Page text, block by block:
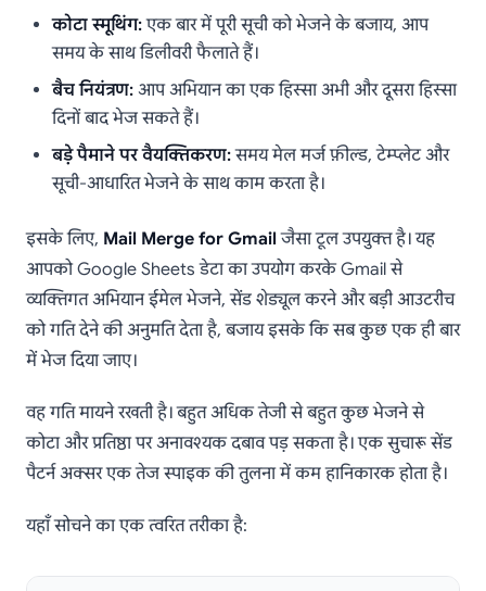
कोटा स्मूथिंग:एक बार में पूरी सूची को भेजने के बजाय, आप
समय के साथ डिलीवरी फैलाते हैं।
बैच नियंत्रण: आप अभियान का एक हिस्सा अभी और दूसरा हिस्सा
दिनों बाद भेज सकते हैं।
बड़े पैमाने पर वैयक्तिकरण:समय मेल मर्ज फ़ील्ड, टेम्प्लेट और
सूची-आधारित भेजने के साथ काम करता है।
इसके लिए, Mail Merge for Gmailजैसा टूल उपयुक्त है। यह
आपको Google Sheets डेटा का उपयोग करके Gmail से
व्यक्तिगत अभियान ईमेल भेजने, सेंड शेड्यूल करने और बड़ी आउटरीच
को गति देने की अनुमति देता है, बजाय इसके कि सब कुछ एक ही बार
में भेज दिया जाए।
वह गति मायने रखती है। बहुत अधिक तेजी से बहुत कुछ भेजने से
कोटा और प्रतिष्ठा पर अनावश्यक दबाव पड़ सकता है। एक सुचारू सेंड
पैटर्न अक्सर एक तेज स्पाइक की तुलना में कम हानिकारक होता है।
यहाँ सोचने का एक त्वरित तरीका है: